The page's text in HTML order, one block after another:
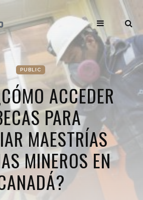
PUBLIC
ACCEDER
PARA
MAESTRÍAS
MINEROS EN